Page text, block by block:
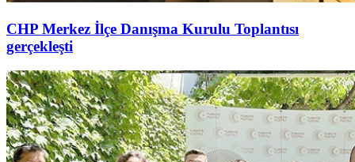
CHP Merkez İlçe Danışma Kurulu Toplantısı
gerçekleşti